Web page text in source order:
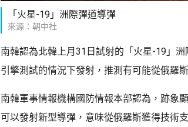
「火星-19」洲際彈道導彈
來源：朝中社
南韓認為北韓上月31日試射的「火星-19」
引擎測試的情況下發射，推測有可能從俄羅
南韓軍事情報機構國防情報本部認為，跡象
可以發射新型導彈，意味從俄羅斯獲得技術